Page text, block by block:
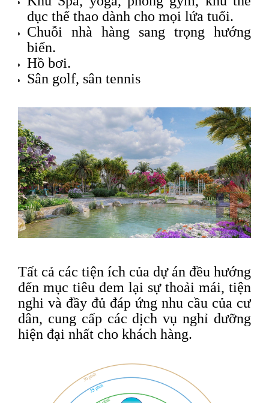
dục thể thao dành cho mọi lứa tuổi.
Chuỗi nhà hàng sang trọng hướng
biển.
Hồ bơi.
Sân golf, sân tennis
Tất cả các tiện ích của dự án đều hướng
đến mục tiêu đem lại sự thoải mái, tiện
nghi và đầy đủ đáp ứng nhu cầu của cư
dân, cung cấp các dịch vụ nghỉ dưỡng
hiện đại nhất cho khách hàng.